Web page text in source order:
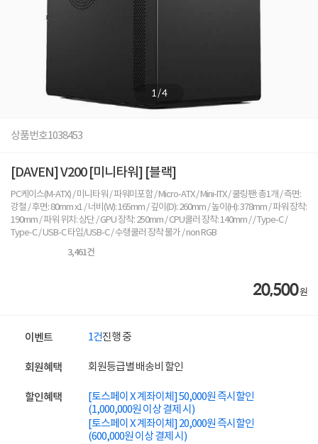
1/4
상품번호1038453
[DAVEN] V200 [미니타워] [블랙]
PC케이스(M-ATX) / 미니타워 / 파워미포함 / Micro-ATX / Mini-ITX / 쿨링팬: 총1개 / 측면:
강철 / 후면: 80mm x1 / 너비(W): 165mm / 깊이(D): 260mm / 높이(H): 378mm / 파워 장착:
190mm / 파워 위치: 상단 / GPU 장착: 250mm / CPU쿨러 장착: 140mm / / Type-C /
Type-C / USB-C 타입/USB-C / 수랭쿨러 장착 불가 / non RGB
3,461건
20,500원
이벤트 1건진행 중
회원혜택 회원등급별 배송비 할인
할인혜택
[토스페이 X 계좌이체] 50,000원 즉시할인
(1,000,000원 이상 결제 시)
[토스페이 X 계좌이체] 20,000원 즉시할인
(600,000원 이상 결제 시)